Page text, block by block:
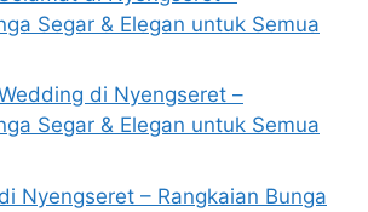
Segar & Elegan untuk Semua
di Nyengseret –
Segar & Elegan untuk Semua
Nyengseret – Rangkaian Bunga